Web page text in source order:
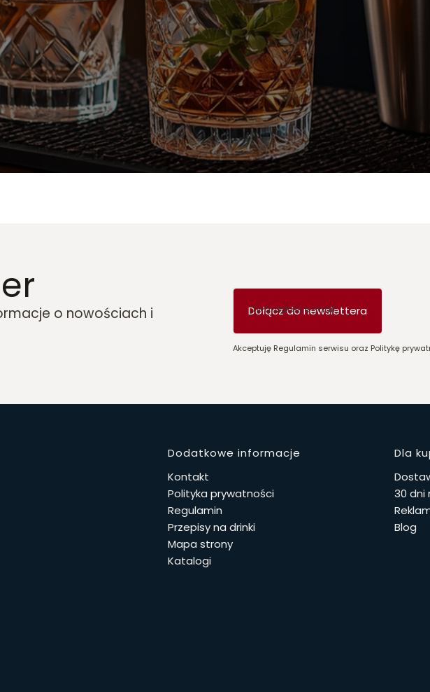
o nowościach i
Twój adres e-mail
Dołącz do newslettera
Akceptuję Regulamin serwisu oraz Politykę
Linki w stopce
Dodatkowe informacje
Kontakt
Polityka prywatności
Regulamin
Przepisy na drinki
Mapa strony
Katalogi
Dla
30 dni
Blog